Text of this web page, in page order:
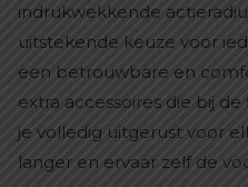
indrukwekkende
uitstekende keuze voor
een betrouwbare en
extra accessoires die bij
je volledig uitgerust voor
langer en ervaar zelf de